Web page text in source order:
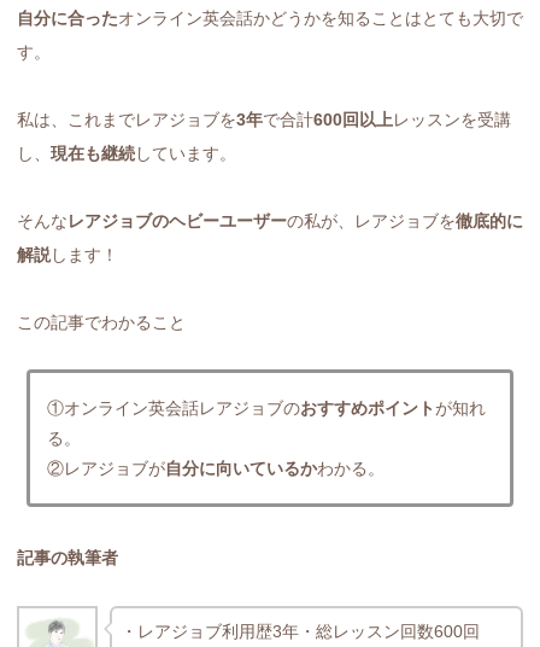
自分に合ったオンライン英会話かどうかを知ることはとても大切で
す。
私は、これまでレアジョブを3年で合計600回以上レッスンを受講
し、 現在も継続しています。
そんなレアジョブのヘビーユーザーの私が、レアジョブを徹底的に
解説します！
この記事でわかること
①オンライン英会話レアジョブのおすすめポイント が知れ
る。
②レアジョブが自分に向いているかわかる。
記事の執筆者
・レアジョブ利用歴3年・総レッスン回数600回